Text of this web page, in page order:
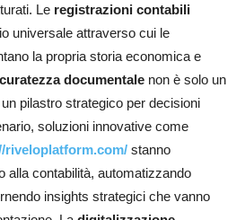
Le registrazioni contabili
universale attraverso cui le
la propria storia economica e
documentale non è solo un
pilastro strategico per decisioni
soluzioni innovative come
riveloplatform.com/ stanno
alla contabilità, automatizzando
insights strategici che vanno